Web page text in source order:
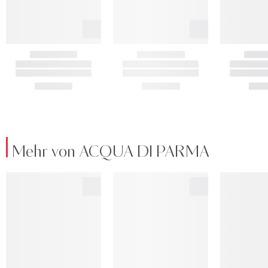
Mehr von ACQUA DI PARMA